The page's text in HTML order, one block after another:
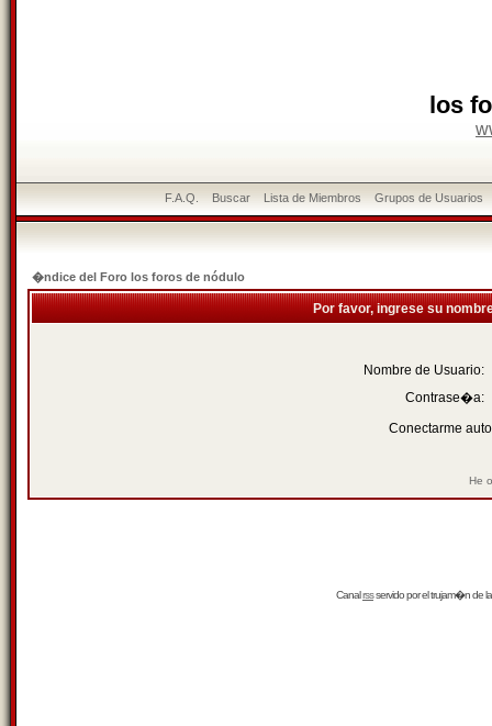
los
F.A.Q. Buscar Lista de Miembros Grupos de Usuarios
�ndice del Foro los foros de nódulo
Por favor, ingrese su
Nombre de Usuario:
Contrase�a:
Conectarme
He
Canalrssservido por eltrujam�nde